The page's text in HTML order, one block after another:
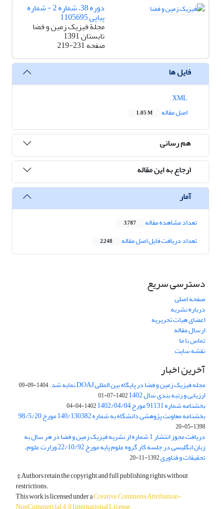
دوره 38، شماره 2 - شماره
پیاپی 1105695
مجلة فیزیک زمین و فضا
تابستان 1391
صفحه219-231
فایل ها
اصل مقاله
1.05 M
هم رسانی
ارجاع به این مقاله
آمار
تعداد مشاهده مقاله 3,787
تعداد دریافت فایل اصل مقاله 2,248
دسترسی سریع
صفحه اصلی
درباره نشریه
اعضای هیات تحریریه
ارسال مقاله
تماس با ما
نقشه سایت
آخرین اخبار
مجله فیزیک زمین و فضا در پایگاه بین المللی DOAJ نمایه شد. 1404-09-09
ارزیابی و رتبه بندی سال 1402 1402-07-01
بخشنامه شماره 91131 مورخ 1402/04/04 1402-04-04
بخشنامه معاونت پژوهشی دانشگاه به شماره 140/130382 مورخ 98/5/20
1398-05-20
دریافت مجوز انتشار 1 شماره از نشریه فیزیک زمین و فضا در هر سال به
زبان انگلیسی در جلسه کار گروه علوم پایه مورخ 22/10/92 وزارت علوم،
تحقیقات و فناوری1392-11-20
© Authors retain the copyright and full publishing rights without
restrictions.
This work is licensed under aCreative Commons Attribution-